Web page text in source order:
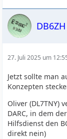
DB6ZH
27. Juli 2025 um
Jetzt sollte man
Konzepten
Oliver (DL7TNY)
DARC, in dem
Hilfsdienst den
direkt nein)